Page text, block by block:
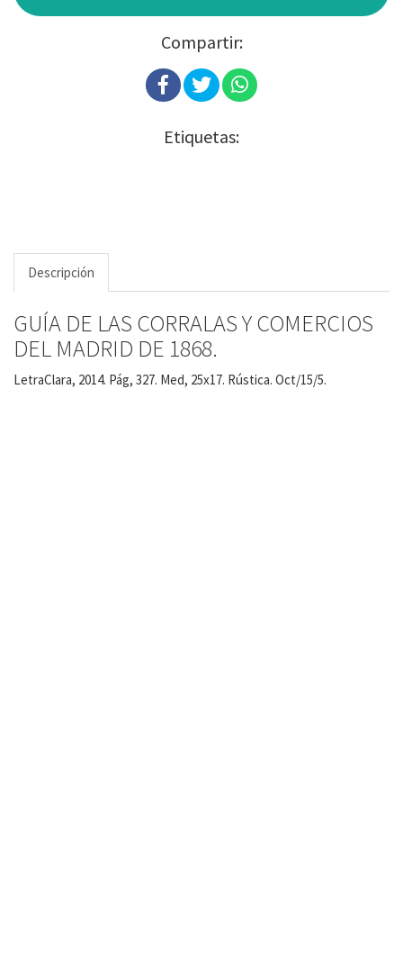
Compartir:
Etiquetas:
Descripción
GUÍA DE LAS CORRALAS Y COMERCIOS
DEL MADRID DE 1868.
LetraClara, 2014. Pág, 327. Med, 25x17. Rústica. Oct/15/5.